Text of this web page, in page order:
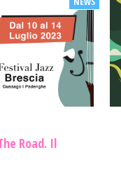
Road. Il